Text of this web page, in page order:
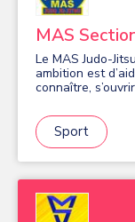
MAS
Le MAS Judo-Jitsu
ambition est
connaître,
l’itinéraire de
plus jeune âge
fondamentales
vie à canaliser
et moralement.
activité
Sport